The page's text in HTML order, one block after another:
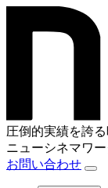
圧倒的実績を誇
ニューシネマワ
お問い合わせ